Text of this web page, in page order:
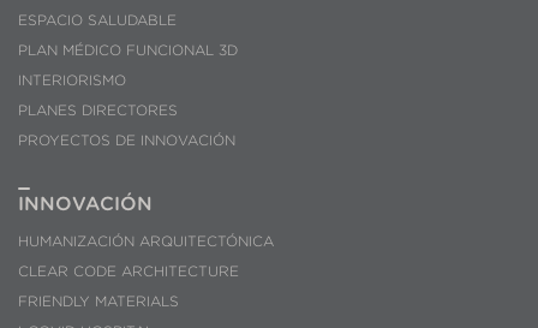
ESPACIO SALUDABLE
PLAN MÉDICO FUNCIONAL 3D
INTERIORISMO
PLANES DIRECTORES
PROYECTOS DE INNOVACIÓN
INNOVACIÓN
HUMANIZACIÓN ARQUITECTÓNICA
CLEAR CODE ARCHITECTURE
FRIENDLY MATERIALS